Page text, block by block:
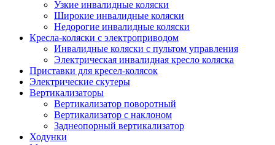
Узкие инвалидные коляски
Широкие инвалидные коляски
Недорогие инвалидные коляски
Кресла-коляски с электроприводом
Инвалидные коляски с пультом управления
Электрическая инвалидная кресло коляска
Приставки для кресел-колясок
Электрические скутеры
Вертикализаторы
Вертикализатор поворотный
Вертикализатор с наклоном
Заднеопорный вертикализатор
Ходунки